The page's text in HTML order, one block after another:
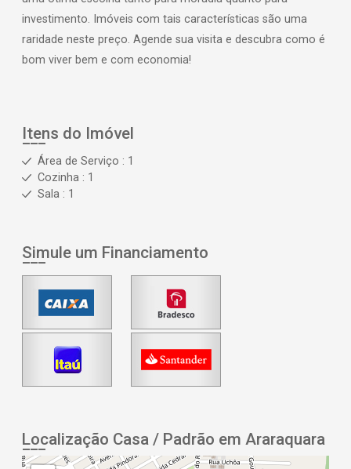
investimento. Imóveis com tais características são uma
raridade neste preço. Agende sua visita e descubra como é
bom viver bem e com economia!
Itens do Imóvel
Área de Serviço : 1
Cozinha : 1
Sala : 1
Simule um Financiamento
Localização Casa / Padrão em Araraquara